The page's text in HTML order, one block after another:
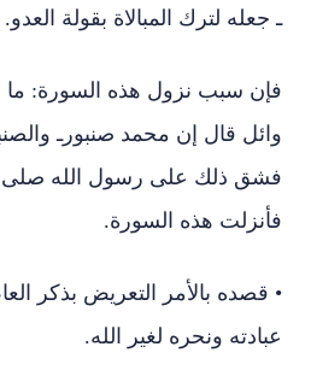
ـ جعله لترك المبالاة بقولة العدو.
فإن سبب نزول هذه السورة:
وائل قال إن محمد صنبورـ
فشق ذلك على رسول الله صلى
فأنزلت هذه السورة.
• قصده بالأمر التعريض بذكر
عبادته ونحره لغير الله.